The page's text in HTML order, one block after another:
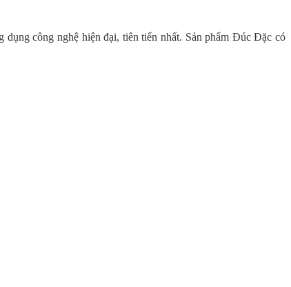
công nghệ hiện đại, tiên tiến nhất. Sản phẩm Đúc Đặc có